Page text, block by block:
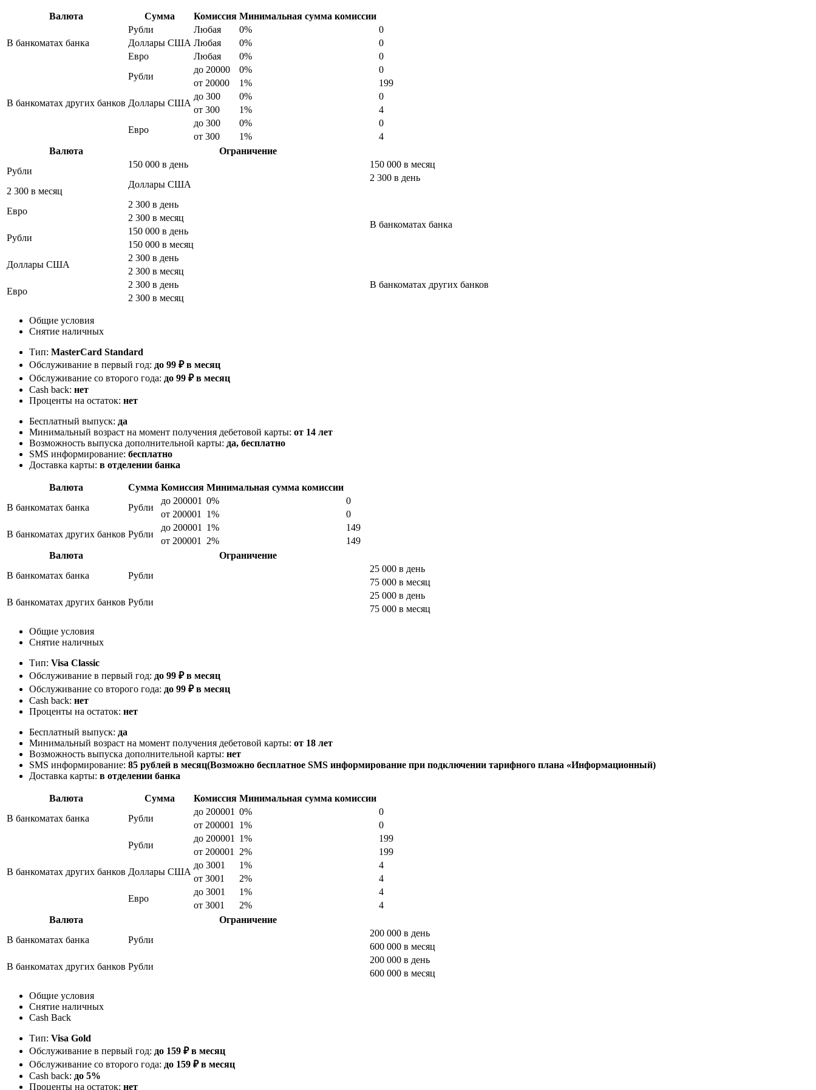
Валюта Сумма Комиссия Минимальная сумма комиссии
В банкоматах банка
Рубли Любая 0%
0
Доллары США Любая 0%
0
Евро
Любая 0% 0
В банкоматах других банков
Рубли
до 20000 0%
0
от 20000
1%
199
Доллары США
до 300 0%
0
от 300
1%
4
Евро
до 300 0%
0
от 300
1%
4
Валюта
Ограничение
Рубли
150 000 в день
150 000 в месяц
Доллары США
2 300 в день
2 300 в месяц
В банкоматах банка
Евро
2 300 в день
2 300 в месяц
Рубли
150 000 в день
150 000 в месяц
Доллары США
2 300 в день
2 300 в месяц
В банкоматах других банков
Евро
2 300 в день
2 300 в месяц
Общие условия
Снятие наличных
Тип: MasterСard Standard
Обслуживание в первый год: до 99 ₽ в месяц
Обслуживание со второго года: до 99 ₽ в месяц
Cash back: нет
Проценты на остаток: нет
Бесплатный выпуск: да
Минимальный возраст на момент получения дебетовой карты: от 14 лет
Возможность выпуска дополнительной карты: да, бесплатно
SMS информирование: бесплатно
Доставка карты: в отделении банка
Валюта Сумма Комиссия Минимальная сумма комиссии
В банкоматах банка
Рубли
до 200001 0%
0
от 200001 1%
0
В банкоматах других банков Рубли
до 200001 1%
149
от 200001 2%
149
Валюта
Ограничение
В банкоматах банка
Рубли
25 000 в день
75 000 в месяц
В банкоматах других банков Рубли
25 000 в день
75 000 в месяц
Общие условия
Снятие наличных
Тип: Visa Classic
Обслуживание в первый год: до 99 ₽ в месяц
Обслуживание со второго года: до 99 ₽ в месяц
Cash back: нет
Проценты на остаток: нет
Бесплатный выпуск: да
Минимальный возраст на момент получения дебетовой карты: от 18 лет
Возможность выпуска дополнительной карты: нет
SMS информирование: 85 рублей в месяц(Возможно бесплатное SMS информирование при подключении тарифного плана «Информационный)
Доставка карты: в отделении банка
Валюта Сумма Комиссия Минимальная сумма комиссии
В банкоматах банка
Рубли
до 200001 0%
0
от 200001 1% 0
В банкоматах других банков
Рубли
до 200001 1%
199
от 200001 2%
199
Доллары США
до 3001 1%
4
от 3001
2%
4
Евро
до 3001 1%
4
от 3001
2%
4
Валюта
Ограничение
В банкоматах банка
Рубли
200 000 в день
600 000 в месяц
В банкоматах других банков Рубли
200 000 в день
600 000 в месяц
Общие условия
Снятие наличных
Cash Back
Тип: Visa Gold
Обслуживание в первый год: до 159 ₽ в месяц
Обслуживание со второго года: до 159 ₽ в месяц
Cash back: до 5%
Проценты на остаток: нет